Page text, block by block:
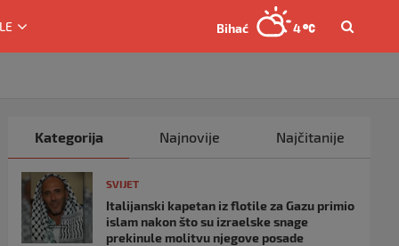
Bihać 4
Kategorija Najnovije Najčitanije
SVIJET
Italijanski kapetan iz flotile za Gazu primio
islam nakon što su izraelske snage
prekinule molitvu njegove posade